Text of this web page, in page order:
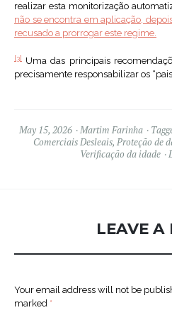
realizar esta monitorização
não se encontra em aplicação,
recusado a prorrogar este regime.
[3]
Uma das principais
precisamente responsabilizar os
May 15, 2026 Martim Farinha
Comerciais Desleais, Proteção de
Verificação da idade
LEAVE A
Your email address will not be
marked *